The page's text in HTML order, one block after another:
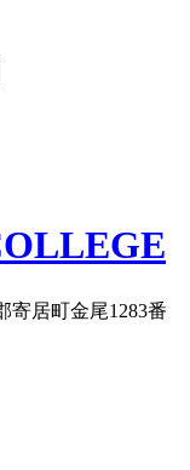
寄居町金尾1283番